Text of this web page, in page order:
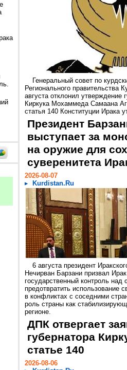
Генеральный совет по
Регионального правительства
августа отклонил утверждение
Киркука Мохаммеда Самаана
статья 140 Конституции Ирака
Президент
выступает за
на оружие для
суверенитета
2026-08-07
Kurdistan.Ru
6 августа президент
Нечирван Барзани призвал
государственный контроль над
предотвратить использование
в конфликтах с соседними
роль страны как
регионе.
ДПК отвергает
губернатора
статье 140
2026-08-06